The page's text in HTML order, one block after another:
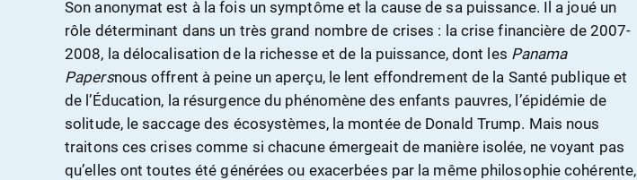
Son anonymat est à la fois un symptôme et la cause de sa puissance. Il a joué un
rôle déterminant dans un très grand nombre de crises : la crise financière de 2007-
2008, la délocalisation de la richesse et de la puissance, dont les Panama
Papersnous offrent à peine un aperçu, le lent effondrement de la Santé publique et
de l’Éducation, la résurgence du phénomène des enfants pauvres, l’épidémie de
solitude, le saccage des écosystèmes, la montée de Donald Trump. Mais nous
traitons ces crises comme si chacune émergeait de manière isolée, ne voyant pas
qu’elles ont toutes été générées ou exacerbées par la même philosophie cohérente,